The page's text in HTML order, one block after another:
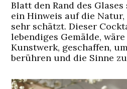
Blatt den Rand des
ein Hinweis auf die Natur,
sehr schätzt. Dieser
lebendiges Gemälde,
Kunstwerk, geschaffen,
berühren und die Sinne